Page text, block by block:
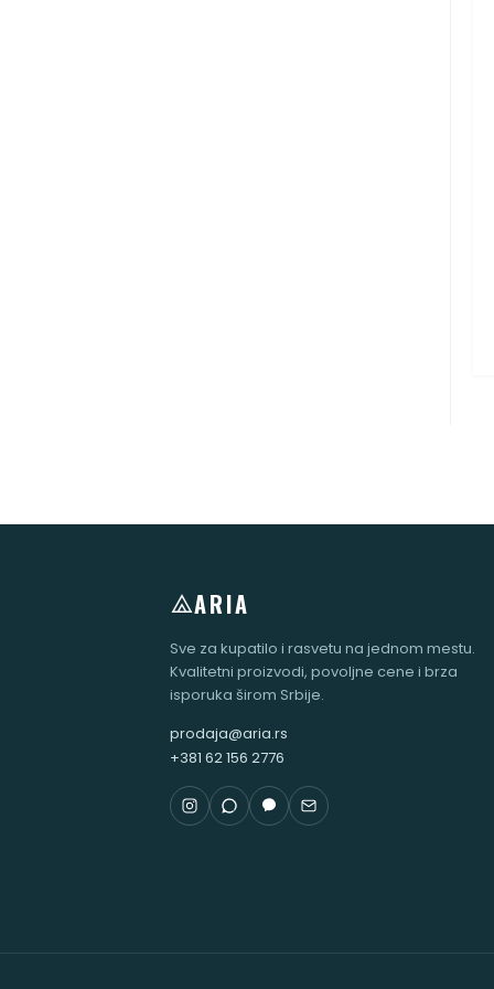
ARIA
Sve za kupatilo i rasvetu na jednom mestu.
Kvalitetni proizvodi, povoljne cene i brza
isporuka širom Srbije.
prodaja@aria.rs
+381 62 156 2776